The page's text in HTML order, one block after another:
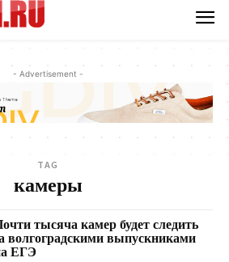
- Advertisement -
TAG
камеры
тысяча камер будет следить
волгоградскими выпускниками
ЕГЭ